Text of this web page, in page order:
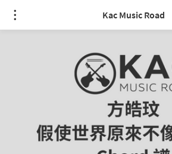
Kac Music Road